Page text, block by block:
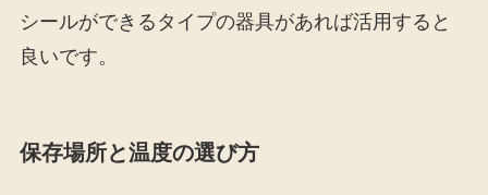
シールができるタイプの器具があれば活用すると
良いです。
保存場所と温度の選び方